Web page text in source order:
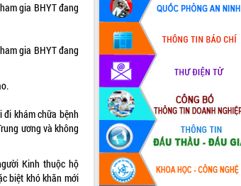
gia BHYT đang
gia BHYT đang
đi khám chữa bệnh
ương và không
Kinh thuộc hộ
biệt khó khăn mới